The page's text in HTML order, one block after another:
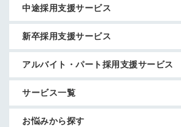
中途採用支援サービス
新卒採用支援サービス
アルバイト・パート採用支援サービス
サービス一覧
お悩みから探す